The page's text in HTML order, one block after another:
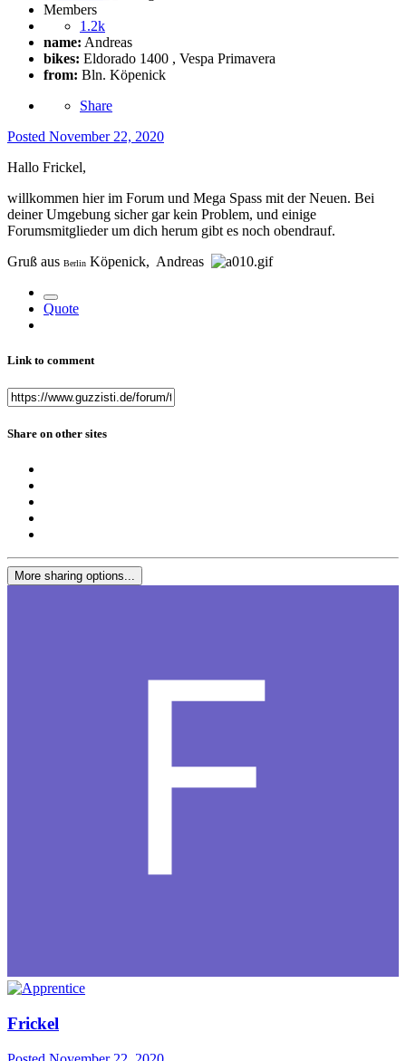
Members
1.2k
name: Andreas
bikes: Eldorado 1400 , Vespa Primavera
from: Bln. Köpenick
Share
Posted November 22, 2020
Hallo Frickel,
willkommen hier im Forum und Mega Spass mit der Neuen. Bei
deiner Umgebung sicher gar kein Problem, und einige
Forumsmitglieder um dich herum gibt es noch obendrauf.
Gruß aus Berlin Köpenick, Andreas
Quote
Link to comment
Share on other sites
More sharing options...
Frickel